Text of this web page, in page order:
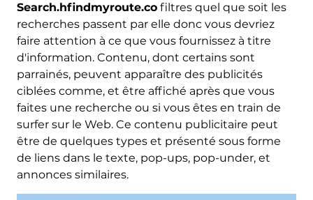
Search.hfindmyroute.cofiltres quel que soit les
recherches passent par elle donc vous devriez
faire attention à ce que vous fournissez à titre
d'information. Contenu, dont certains sont
parrainés, peuvent apparaître des publicités
ciblées comme, et être affiché après que vous
faites une recherche ou si vous êtes en train de
surfer sur le Web. Ce contenu publicitaire peut
être de quelques types et présenté sous forme
de liens dans le texte, pop-ups, pop-under, et
annonces similaires.